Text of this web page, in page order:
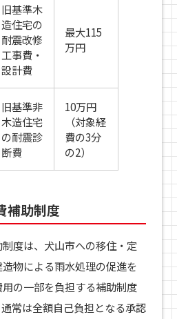
旧基準木
造住宅の
耐震改修
工事費・
設計費
最大115
万円
旧基準非
木造住宅
の耐震診
断費
10万円
（対象経
費の3分
の2）
補助制度
度は、犬山市への移住・定
物による雨水処理の促進を
の一部を負担する補助制度
常は全額自己負担となる承認